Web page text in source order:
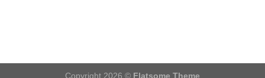
Copyright 2026 © Flatsome Theme